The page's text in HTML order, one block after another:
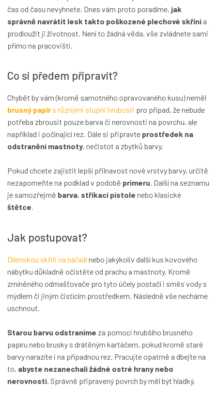
čas od času nevyhnete. Dnes vám proto poradíme, jak
správně navrátit lesk takto poškozené plechové skříni a
prodloužit ji životnost. Není to žádná věda, vše zvládnete sami
přímo na pracovišti.
Co si předem připravit?
Chybět by vám (kromě samotného opravovaného kusu) neměl
brusný papír s různými stupni hrubosti pro případ, že nebude
potřeba zbrousit pouze barva či nerovnosti na povrchu, ale
například i počínající rez. Dále si připravte prostředek na
odstranění mastnoty, nečistot a zbytků barvy.
Pokud chcete zajistit lepší přilnavost nové vrstvy barvy, určitě
nezapomeňte na podklad v podobě primeru. Další na seznamu
je samozřejmě barva, stříkací pistole nebo klasické
štětce.
Jak postupovat?
Dílenskou skříň na nářadínebo jakýkoliv další kus kovového
nábytku důkladně očistěte od prachu a mastnoty. Kromě
zmíněného odmašťovače pro tyto účely postačí i směs vody s
mýdlem či jiným čistícím prostředkem. Následně vše necháme
uschnout.
Starou barvu odstraníme za pomoci hrubšího brusného
papíru nebo brusky s drátěným kartáčem, pokud kromě staré
barvy narazíte i na případnou rez. Pracujte opatrně a dbejte na
to, abyste nezanechali žádné ostré hrany nebo
nerovnosti. Správně připravený povrch by měl být hladký.